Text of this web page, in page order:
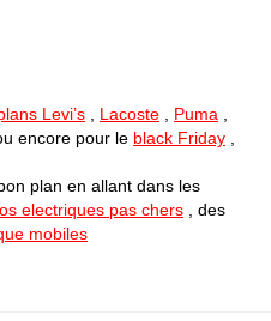
Levi’s Lacoste Puma
encore pour le black Friday
plan en allant dans les
electriques pas chers , des
mobiles